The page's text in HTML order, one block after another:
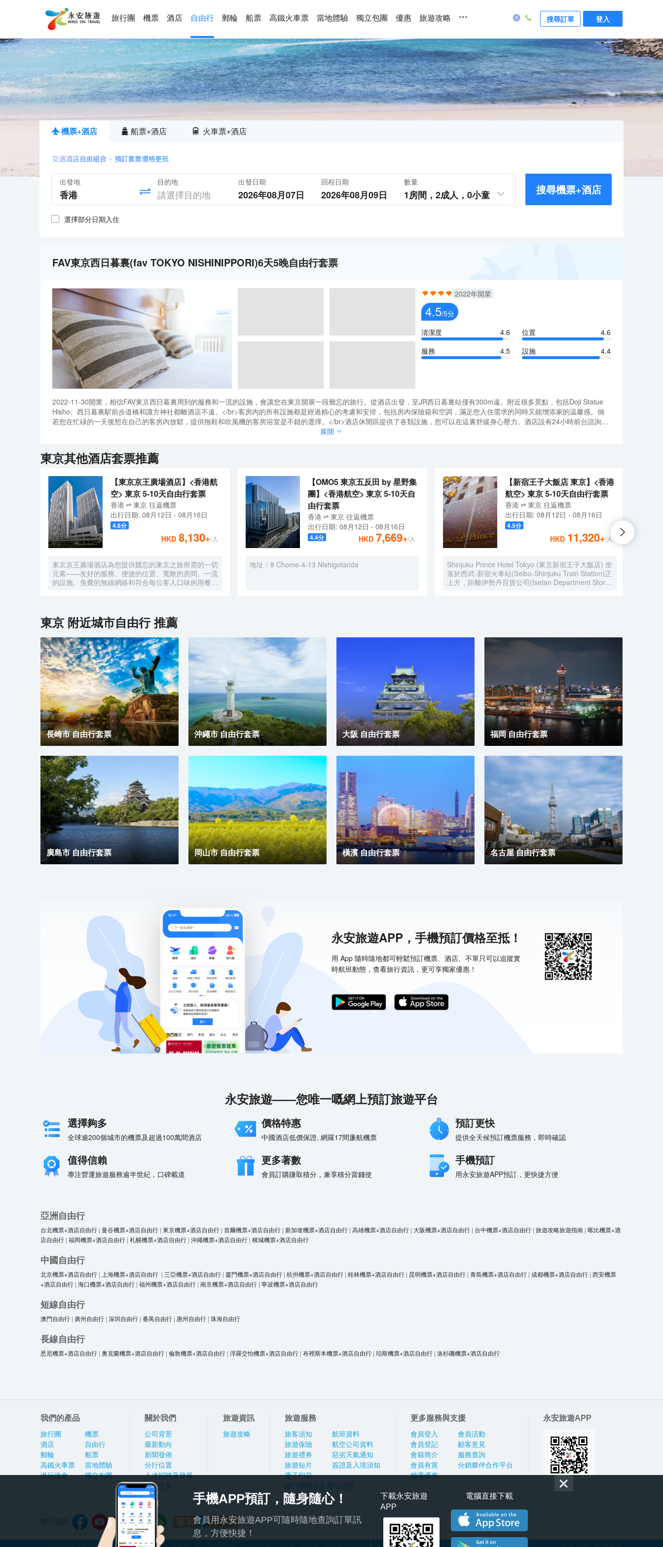
旅行團 機票 酒店 自由行 郵輪 船票 高鐵火車票 當地體驗 獨立包團 優惠 旅遊攻略 ... 搜尋訂單 登入
機票+酒店 船票+酒店 火車票+酒店
出發地 目的地 出發日期
2026年08月07日
回程日期
2026年08月09日
數量
1房間， 2成人， 0小童 搜尋機票+酒店
選擇部分日期入住
FAV東京西日暮裏(fav TOKYO NISHINIPPORI)6天5晚自由行套票
2022年開業
4.5/5分
清潔度
4.6 位置
4.6
服務
4.5 設施 4.4
2022-11-30開業，相信FAV東京西日暮裏周到的服務和一流的設施，會讓您在東京開展一段難忘的旅行。從酒店出發，至JR西日暮裏站僅有300m遠。附近很多景點，包括Doji Statue
Hisho、西日暮裏駅前歩道橋和諏方神社都離酒店不遠。</br>客房內的所有設施都是經過精心的考慮和安排，包括房內保險箱和空調，滿足您入住需求的同時又能增添家的温馨感。倘
若您在忙碌的一天後想在自己的客房內放鬆，提供拖鞋和吹風機的客房浴室是不錯的選擇。</br>酒店休閒區提供了各類設施，您可以在這裏舒緩身心壓力。酒店設有24小時前台諮詢服
2022-11-30開業，相信FAV東京西日暮裏周到的服務和一流的設施，會讓您在東京開展一段難忘的旅行。從酒店出發，至JR西日暮裏站僅有300m遠。附近很多景點，包括Doji Statue
若您在忙碌的一天後想在自己的客房內放鬆，提供拖鞋和吹風機的客房浴室是不錯的選擇。</br>酒店休閒區提供了各類設施，您可以在這裏舒緩身心壓力。酒店設有24小時前台諮詢服
務，為下榻至此的您提供最貼心的行程安排。
展開
東京其他酒店套票推薦
【東京京王廣場酒店】<香港航
空> 東京 5-10天自由行套票
香港 東京 往返機票
出行日期: 08月12日 - 08月16日
4.6分
HKD 8,130+/人
東京京王廣場酒店為您提供難忘的東京之旅所需的一切
元素——友好的服務、便捷的位置、寬敞的房間、一流
的設施、免費的無線網絡和符合每位客人口味的用餐選
【OMO5 東京五反田 by 星野集
團】<香港航空> 東京 5-10天自
由行套票
香港 東京 往返機票
出行日期: 08月12日 - 08月16日
4.4分 HKD 7,669+/人
地址：8 Chome-4-13 Nishigotanda
【新宿王子大飯店 東京】<香港
航空> 東京 5-10天自由行套票
香港 東京 往返機票
出行日期: 08月12日 - 08月16日
4.5分
HKD 11,320+/人
Shinjuku Prince Hotel Tokyo (東京新宿王子大飯店) 坐
落於西武-新宿火車站(Seibu-Shinjuku Train Station)正
上方，距離伊勢丹百貨公司(Isetan Department Store)
滿足您住宿期間的一切需求。為了給你帶來更多便利，
酒店還設有24小時前台，可提供安排按摩服務和行李
寄存等服務。值得一提的是，酒店25樓設有一間享有
城市全景的日本餐廳，供應創意日本料理並設有酒吧，
定能給您帶來來自視覺和味蕾的雙重感官享受。 憑着
優越的位置、完善的設施以及無微不至的專業化服務，
東京新宿王子大飯店為每一位下榻於此的賓客帶來非一
般的高品質體驗。入住於此，您的旅途也將多一份温
暖、多一份感動。
東京 附近城市自由行 推薦
長崎市 自由行套票 沖繩市 自由行套票 大阪 自由行套票 福岡 自由行套票
廣島市 自由行套票 岡山市 自由行套票 橫濱 自由行套票 名古屋 自由行套票
永安旅遊APP，手機預訂價格至抵！
用 App 隨時隨地都可輕鬆預訂機票、酒店、不單只可以追蹤實
時航班動態，查看旅行資訊，更可享獨家優惠！
永安旅遊——您唯一嘅網上預訂旅遊平台
選擇夠多
全球逾200個城市的機票及超過100萬間酒店
價格特惠
中國酒店低價保證, 網羅17間廉航機票
預訂更快
提供全天候預訂機票服務，即時確認
值得信賴
專注營運旅遊服務逾半世紀，口碑載道
更多著數
會員訂購賺取積分，兼享積分當錢使
手機預訂
用永安旅遊APP預訂，更快捷方便
亞洲自由行
台北機票+酒店自由行 | 曼谷機票+酒店自由行 | 東京機票+酒店自由行 | 首爾機票+酒店自由行 | 新加坡機票+酒店自由行 | 高雄機票+酒店自由行 | 大阪機票+酒店自由行 | 台中機票+酒店自由行 | 旅遊攻略旅遊指南 | 喀比機票+酒
店自由行 | 福岡機票+酒店自由行 | 札幌機票+酒店自由行 | 沖繩機票+酒店自由行 | 檳城機票+酒店自由行
中國自由行
北京機票+酒店自由行 | 上海機票+酒店自由行 | 三亞機票+酒店自由行 | 廈門機票+酒店自由行 | 杭州機票+酒店自由行 | 桂林機票+酒店自由行 | 昆明機票+酒店自由行 | 青島機票+酒店自由行 | 成都機票+酒店自由行 | 西安機票
+酒店自由行 | 海口機票+酒店自由行 | 福州機票+酒店自由行 | 南京機票+酒店自由行 | 寧波機票+酒店自由行
短線自由行
澳門自由行 | 廣州自由行 | 深圳自由行 | 番禺自由行 | 惠州自由行 | 珠海自由行
長線自由行
悉尼機票+酒店自由行 | 奧克蘭機票+酒店自由行 | 倫敦機票+酒店自由行 | 浮羅交怡機票+酒店自由行 | 布裡斯本機票+酒店自由行 | 珀斯機票+酒店自由行 | 洛杉磯機票+酒店自由行
我們的產品
旅行團
酒店
郵輪
高鐵火車票
港玩港食
機票
自由行
船票
當地體驗
獨立包團
關於我們
公司背景
最新動向
新聞發佈
分行位置
人才招聘及發展
私隱政策
旅遊資訊
旅遊攻略
旅遊服務
旅客須知
旅遊保險
旅遊禮券
旅遊短片
電子印花
航班資料
航空公司資料
惡劣天氣通知
簽證及入境須知
旅行團報名及責任細則
更多服務與支援
會員登入
會員登記
會籍簡介
會員有賞
精選優惠
會員活動
顧客意見
服務查詢
分銷夥伴合作平台
永安旅遊APP
手機APP預訂，隨身隨心！
會員用永安旅遊APP可隨時隨地查詢訂單訊
息，方便快捷！
下載永安旅遊
APP
電腦直接下載